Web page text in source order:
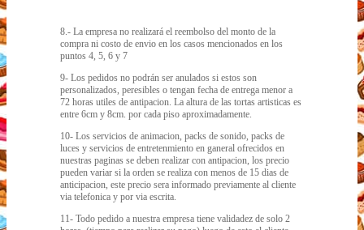
8.- La empresa no realizará el reembolso del monto de la
compra ni costo de envio en los casos mencionados en los
puntos 4, 5, 6 y 7
9- Los pedidos no podrán ser anulados si estos son
personalizados, peresibles o tengan fecha de entrega menor a
72 horas utiles de antipacion. La altura de las tortas artisticas es
entre 6cm y 8cm. por cada piso aproximadamente.
10- Los servicios de animacion, packs de sonido, packs de
luces y servicios de entretenmiento en ganeral ofrecidos en
nuestras paginas se deben realizar con antipacion, los precio
pueden variar si la orden se realiza con menos de 15 dias de
anticipacion, este precio sera informado previamente al cliente
via telefonica y por via escrita.
11- Todo pedido a nuestra empresa tiene validadez de solo 2